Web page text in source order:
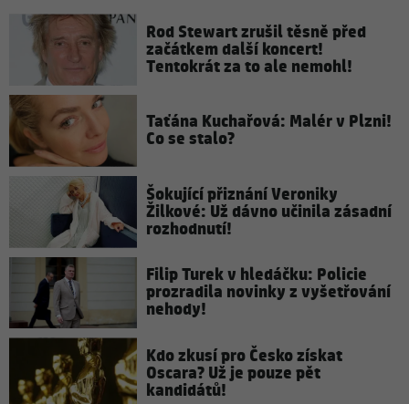
Rod Stewart zrušil těsně před
začátkem další koncert!
Tentokrát za to ale nemohl!
Taťána Kuchařová: Malér v Plzni!
Co se stalo?
Šokující přiznání Veroniky
Žilkové: Už dávno učinila zásadní
rozhodnutí!
Filip Turek v hledáčku: Policie
prozradila novinky z vyšetřování
nehody!
Kdo zkusí pro Česko získat
Oscara? Už je pouze pět
kandidátů!